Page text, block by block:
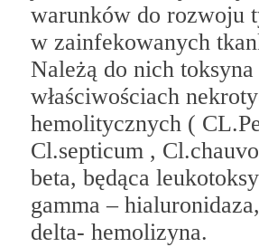
warunków do rozwoju
w zainfekowanych
Należą do nich
właściwościach
hemolitycznych (
Cl.septicum ,
beta, będąca
gamma –
delta- hemolizyna.